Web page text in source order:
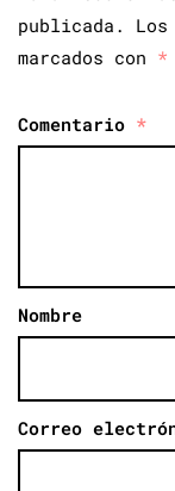
publicada.
marcados con *
Comentario *
Nombre
Correo